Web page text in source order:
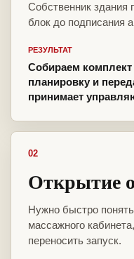
Собственник здания
блок до подписания
РЕЗУЛЬТАТ
Собираем
планировку и
принимает
02
Открытие
Нужно быстро
массажного
переносить запуск.